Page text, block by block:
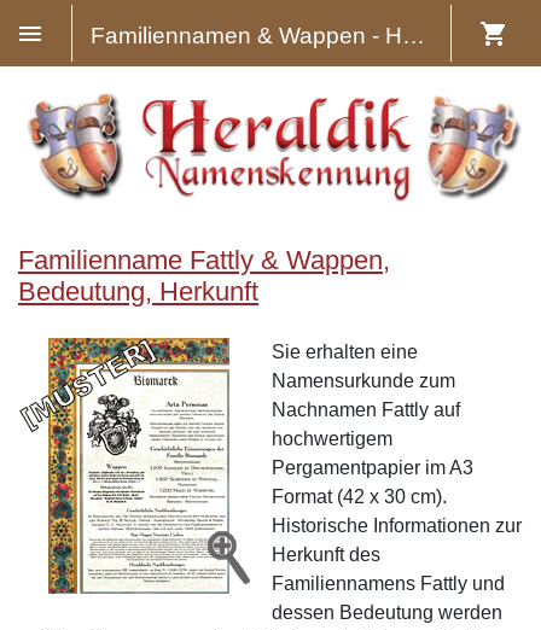
Familiennamen & Wappen - Heraldik
Familienname Fattly & Wappen,
Bedeutung, Herkunft
Sie erhalten eine
Namensurkunde zum
Nachnamen Fattly auf
hochwertigem
Pergamentpapier im A3
Format (42 x 30 cm).
Historische Informationen zur
Herkunft des
Familiennamens Fattly und
dessen Bedeutung werden